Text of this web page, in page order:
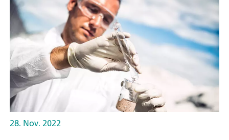
28. Nov. 2022